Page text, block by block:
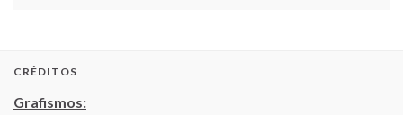
CRÉDITOS
Grafismos: